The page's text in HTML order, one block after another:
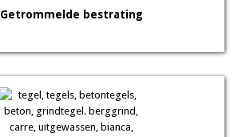
Getrommelde bestrating